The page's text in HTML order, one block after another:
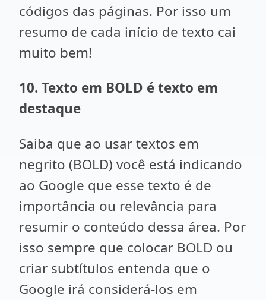
códigos das páginas. Por isso um
resumo de cada início de texto cai
muito bem!
10. Texto em BOLD é texto em
destaque
Saiba que ao usar textos em
negrito (BOLD) você está indicando
ao Google que esse texto é de
importância ou relevância para
resumir o conteúdo dessa área. Por
isso sempre que colocar BOLD ou
criar subtítulos entenda que o
Google irá considerá-los em